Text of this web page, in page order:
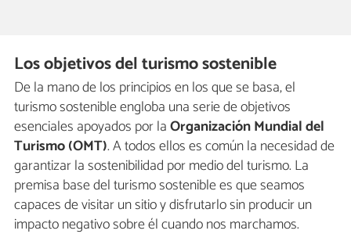
Los objetivos del turismo sostenible
De la mano de los principios en los que se basa, el
turismo sostenible engloba una serie de objetivos
esenciales apoyados por laOrganización Mundial del
Turismo (OMT). A todos ellos es común la necesidad de
garantizar la sostenibilidad por medio del turismo. La
premisa base del turismo sostenible es que seamos
capaces de visitar un sitio y disfrutarlo sin producir un
impacto negativo sobre él cuando nos marchamos.